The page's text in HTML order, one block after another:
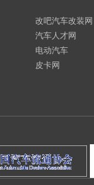
改吧汽车改装网
汽车人才网
电动汽车
皮卡网